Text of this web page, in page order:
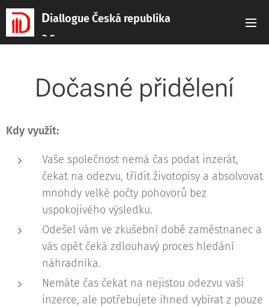
Diallogue Česká republika
a.s.
Dočasné přidělení
Kdy využít:
Vaše společnost nemá čas podat inzerát,
čekat na odezvu, třídit životopisy a absolvovat
mnohdy velké počty pohovorů bez
uspokojivého výsledku.
Odešel vám ve zkušební době zaměstnanec a
vás opět čeká zdlouhavý proces hledání
náhradníka.
Nemáte čas čekat na nejistou odezvu vaši
inzerce, ale potřebujete ihned vybírat z pouze